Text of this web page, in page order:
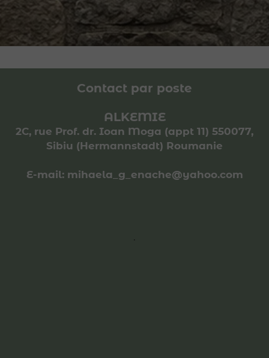
Contact par poste
ALKEMIE
2C, rue Prof. dr. Ioan Moga (appt 11) 550077,
Sibiu (Hermannstadt) Roumanie
E-mail: mihaela_g_enache@yahoo.com
.